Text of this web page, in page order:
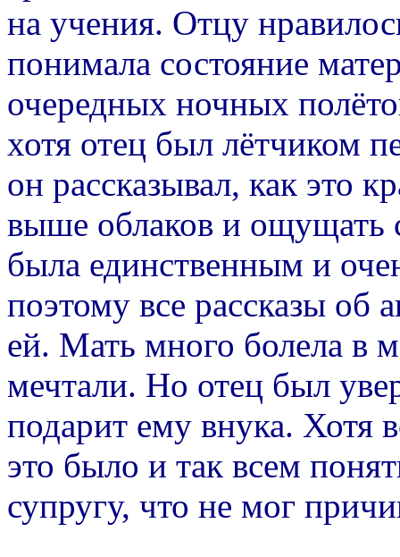
на учения. Отцу
понимала состояние
очередных ночных
хотя отец был лётчиком
он рассказывал, как это
выше облаков и ощущать
была единственным и
поэтому все рассказы об
ей. Мать много болела в
мечтали. Но отец был
подарит ему внука. Хотя
это было и так всем
супругу, что не мог